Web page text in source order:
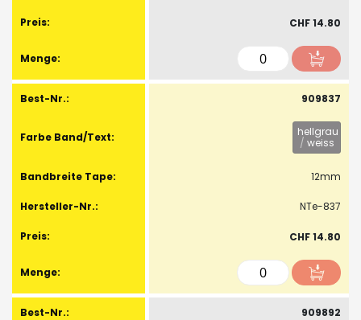
CHF 14.80
909837
hellgrau
/ weiss
12mm
NTe-837
CHF 14.80
909892